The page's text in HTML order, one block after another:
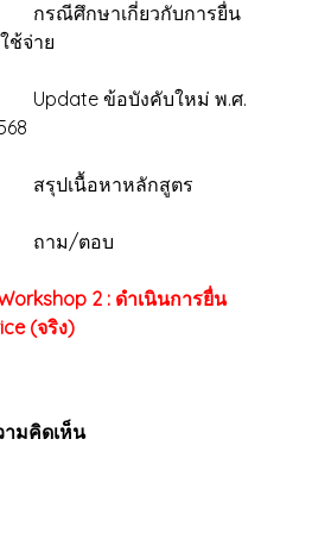
กี่ยวกับการยื่น
ช้จ่าย
อบังคับใหม่ พ.ศ.
าหลักสูตร
อบ
2 : ดำเนินการยื่น
(จริง)
ามคิดเห็น